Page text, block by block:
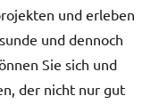
und erleben
und dennoch
Sie sich und
der nicht nur gut